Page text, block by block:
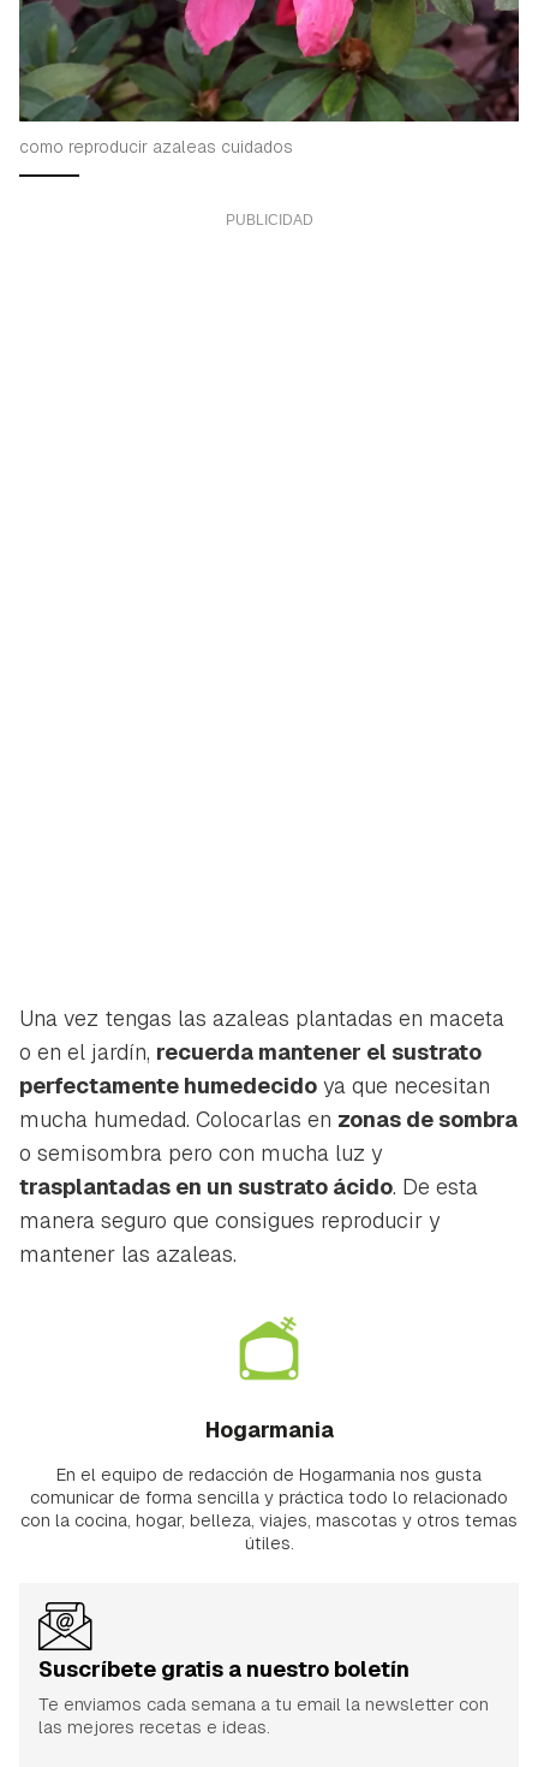
como reproducir azaleas cuidados
Una vez tengas las azaleas plantadas en maceta
o en el jardín, recuerda mantener el sustrato
perfectamente humedecido ya que necesitan
mucha humedad. Colocarlas en zonas de sombra
o semisombra pero con mucha luz y
trasplantadas en un sustrato ácido. De esta
manera seguro que consigues reproducir y
mantener las azaleas.
Hogarmania
En el equipo de redacción de Hogarmania nos gusta
comunicar de forma sencilla y práctica todo lo relacionado
con la cocina, hogar, belleza, viajes, mascotas y otros temas
útiles.
Suscríbete gratis a nuestro boletín
Te enviamos cada semana a tu email la newsletter con
las mejores recetas e ideas.